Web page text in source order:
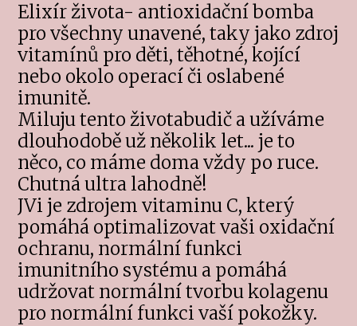
Elixír života- antioxidační bomba
pro všechny unavené, taky jako zdroj
vitamínů pro děti, těhotné, kojící
nebo okolo operací či oslabené
imunitě.
Miluju tento životabudič a užíváme
dlouhodobě už několik let... je to
něco, co máme doma vždy po ruce.
Chutná ultra lahodně!
JVi je zdrojem vitaminu C, který
pomáhá optimalizovat vaši oxidační
ochranu, normální funkci
imunitního systému a pomáhá
udržovat normální tvorbu kolagenu
pro normální funkci vaší pokožky.